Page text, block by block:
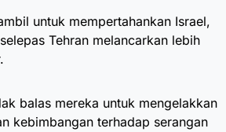
untuk mempertahankan Israel,
Tehran melancarkan lebih
balas mereka untuk mengelakkan
kebimbangan terhadap serangan